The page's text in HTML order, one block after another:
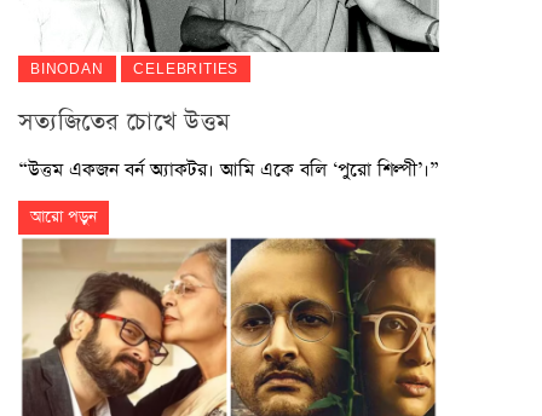
BINODAN CELEBRITIES
সত্যজিতের চোখে উত্তম
“উত্তম একজন বর্ন অ্যাকটর। আমি একে বলি ‘পুরো শিল্পী’।”
আরো পড়ুন